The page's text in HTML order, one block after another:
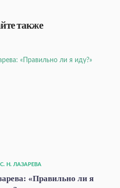
также
Н. ЛАЗАРЕВА
«Правильно ли я